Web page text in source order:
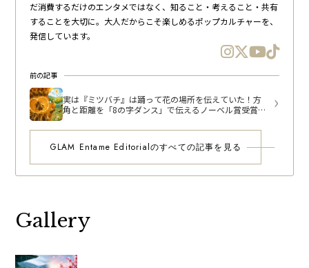
だ消費するだけのエンタメではなく、知ること・考えること・共有
することを大切に。大人だからこそ楽しめるポップカルチャーを、
発信しています。
前の記事
実は『ミツバチ』は踊って花の場所を伝えていた！方
角と距離を「8の字ダンス」で伝えるノーベル賞受賞研
GLAM Entame Editorialのすべての記事を見る
Gallery